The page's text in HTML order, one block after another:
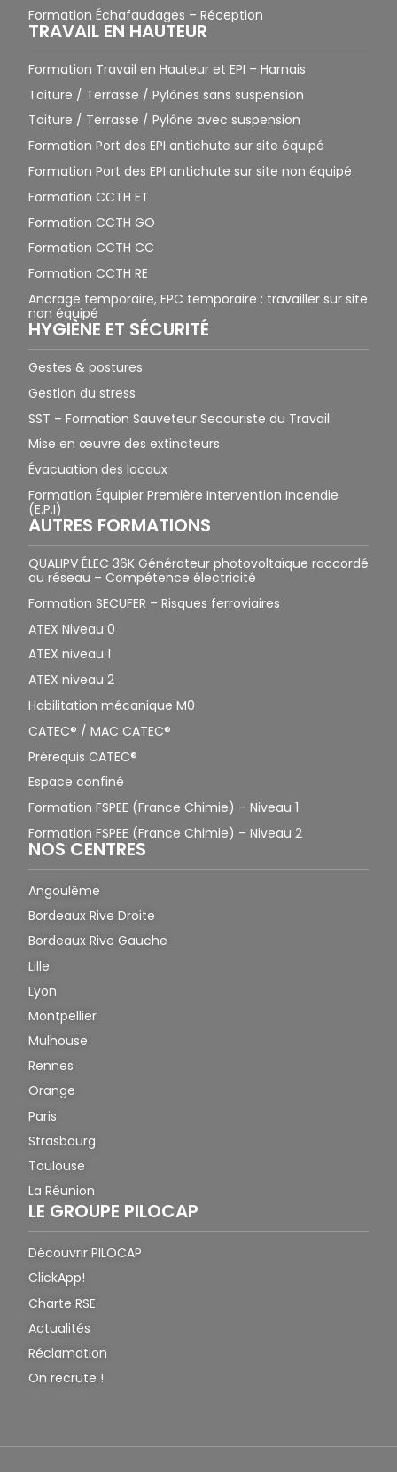
Formation Échafaudages – Réception
TRAVAIL EN HAUTEUR
Formation Travail en Hauteur et EPI – Harnais
Toiture / Terrasse / Pylônes sans suspension
Toiture / Terrasse / Pylône avec suspension
Formation Port des EPI antichute sur site équipé
Formation Port des EPI antichute sur site non équipé
Formation CCTH ET
Formation CCTH GO
Formation CCTH CC
Formation CCTH RE
Ancrage temporaire, EPC temporaire : travailler sur site
non équipé
HYGIÈNE ET SÉCURITÉ
Gestes & postures
Gestion du stress
SST – Formation Sauveteur Secouriste du Travail
Mise en œuvre des extincteurs
Évacuation des locaux
Formation Équipier Première Intervention Incendie
(E.P.I)
AUTRES FORMATIONS
QUALIPV ÉLEC 36K Générateur photovoltaïque raccordé
au réseau – Compétence électricité
Formation SECUFER – Risques ferroviaires
ATEX Niveau 0
ATEX niveau 1
ATEX niveau 2
Habilitation mécanique M0
CATEC® / MAC CATEC®
Prérequis CATEC®
Espace confiné
Formation FSPEE (France Chimie) – Niveau 1
Formation FSPEE (France Chimie) – Niveau 2
NOS CENTRES
Angoulême
Bordeaux Rive Droite
Bordeaux Rive Gauche
Lille
Lyon
Montpellier
Mulhouse
Rennes
Orange
Paris
Strasbourg
Toulouse
La Réunion
LE GROUPE PILOCAP
Découvrir PILOCAP
ClickApp!
Charte RSE
Actualités
Réclamation
On recrute !